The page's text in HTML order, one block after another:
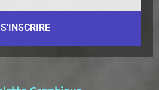
S'INSCRIRE